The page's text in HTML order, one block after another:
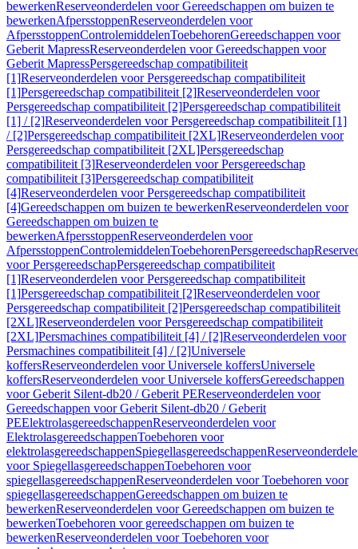
bewerkenReserveonderdelen voor Gereedschappen om buizen te
bewerkenAfpersstoppenReserveonderdelen voor
AfpersstoppenControlemiddelenToebehorenGereedschappen voor
Geberit MapressReserveonderdelen voor Gereedschappen voor
Geberit MapressPersgereedschap compatibiliteit
[1]Reserveonderdelen voor Persgereedschap compatibiliteit
[1]Persgereedschap compatibiliteit [2]Reserveonderdelen voor
Persgereedschap compatibiliteit [2]Persgereedschap compatibiliteit
[1] / [2]Reserveonderdelen voor Persgereedschap compatibiliteit [1]
/ [2]Persgereedschap compatibiliteit [2XL]Reserveonderdelen voor
Persgereedschap compatibiliteit [2XL]Persgereedschap
compatibiliteit [3]Reserveonderdelen voor Persgereedschap
compatibiliteit [3]Persgereedschap compatibiliteit
[4]Reserveonderdelen voor Persgereedschap compatibiliteit
[4]Gereedschappen om buizen te bewerkenReserveonderdelen voor
Gereedschappen om buizen te
bewerkenAfpersstoppenReserveonderdelen voor
AfpersstoppenControlemiddelenToebehorenPersgereedschap
voor PersgereedschapPersgereedschap compatibiliteit
[1]Reserveonderdelen voor Persgereedschap compatibiliteit
[1]Persgereedschap compatibiliteit [2]Reserveonderdelen voor
Persgereedschap compatibiliteit [2]Persgereedschap compatibiliteit
[2XL]Reserveonderdelen voor Persgereedschap compatibiliteit
[2XL]Persmachines compatibiliteit [4] / [2]Reserveonderdelen voor
Persmachines compatibiliteit [4] / [2]Universele
koffersReserveonderdelen voor Universele koffersUniversele
koffersReserveonderdelen voor Universele koffersGereedschappen
voor Geberit Silent-db20 / Geberit PEReserveonderdelen voor
Gereedschappen voor Geberit Silent-db20 / Geberit
PEElektrolasgereedschappenReserveonderdelen voor
ElektrolasgereedschappenToebehoren voor
elektrolasgereedschappenSpiegellasgereedschappen
voor SpiegellasgereedschappenToebehoren voor
spiegellasgereedschappenReserveonderdelen voor Toebehoren voor
spiegellasgereedschappenGereedschappen om buizen te
bewerkenReserveonderdelen voor Gereedschappen om buizen te
bewerkenToebehoren voor gereedschappen om buizen te
bewerkenReserveonderdelen voor Toebehoren voor